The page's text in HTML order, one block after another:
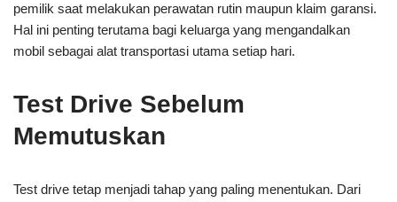
pemilik saat melakukan perawatan rutin maupun klaim garansi.
Hal ini penting terutama bagi keluarga yang mengandalkan
mobil sebagai alat transportasi utama setiap hari.
Test Drive Sebelum
Memutuskan
Test drive tetap menjadi tahap yang paling menentukan. Dari